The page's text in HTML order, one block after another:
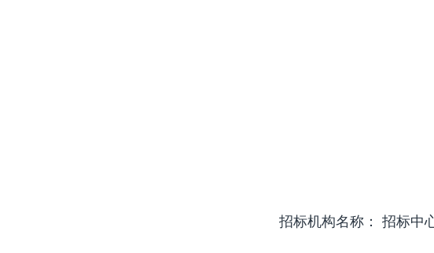
招标机构名称： 招标中